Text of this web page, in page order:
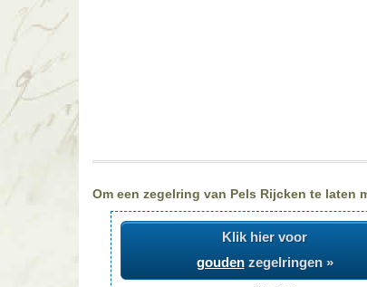
Om een zegelring van Pels Rijcken te laten
Klik hier voor
goudenzegelringen »